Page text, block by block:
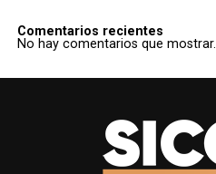
Comentarios recientes
No hay comentarios que mostrar.